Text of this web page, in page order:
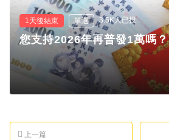
1天後結束 單選 3.5K人已投
您支持2026年再普發1萬嗎？
上一篇